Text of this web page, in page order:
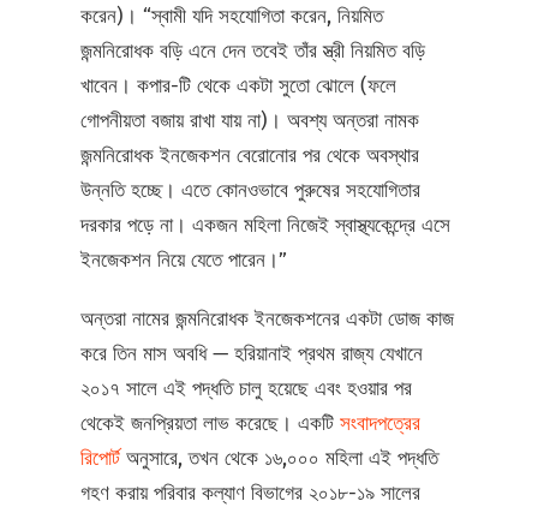
করেন)। “স্বামী যদি সহযোগিতা করেন, নিয়মিত
জন্মনিরোধক বড়ি এনে দেন তবেই তাঁর স্ত্রী নিয়মিত বড়ি
খাবেন। কপার-টি থেকে একটা সুতো ঝোলে (ফলে
গোপনীয়তা বজায় রাখা যায় না)। অবশ্য অন্তরা নামক
জন্মনিরোধক ইনজেকশন বেরোনোর পর থেকে অবস্থার
উন্নতি হচ্ছে। এতে কোনওভাবে পুরুষের সহযোগিতার
দরকার পড়ে না। একজন মহিলা নিজেই স্বাস্থ্যকেন্দ্রে এসে
ইনজেকশন নিয়ে যেতে পারেন।”
অন্তরা নামের জন্মনিরোধক ইনজেকশনের একটা ডোজ কাজ
করে তিন মাস অবধি — হরিয়ানাই প্রথম রাজ্য যেখানে
২০১৭ সালে এই পদ্ধতি চালু হয়েছে এবং হওয়ার পর
থেকেই জনপ্রিয়তা লাভ করেছে। একটিসংবাদপত্রের
রিপোর্টঅনুসারে, তখন থেকে ১৬,০০০ মহিলা এই পদ্ধতি
গহণ করায় পরিবার কল্যাণ বিভাগের ২০১৮-১৯ সালের